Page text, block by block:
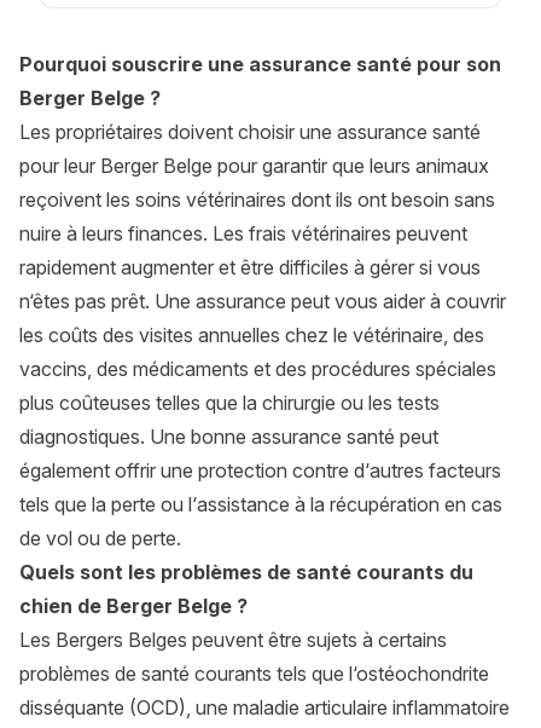
Pourquoi souscrire une assurance santé pour son
Berger Belge ?
Les propriétaires doivent choisir une assurance santé
pour leur Berger Belge pour garantir que leurs animaux
reçoivent les soins vétérinaires dont ils ont besoin sans
nuire à leurs finances. Les frais vétérinaires peuvent
rapidement augmenter et être difficiles à gérer si vous
n‘êtes pas prêt. Une assurance peut vous aider à couvrir
les coûts des visites annuelles chez le vétérinaire, des
vaccins, des médicaments et des procédures spéciales
plus coûteuses telles que la chirurgie ou les tests
diagnostiques. Une bonne assurance santé peut
également offrir une protection contre d‘autres facteurs
tels que la perte ou l‘assistance à la récupération en cas
de vol ou de perte.
Quels sont les problèmes de santé courants du
chien de Berger Belge ?
Les Bergers Belges peuvent être sujets à certains
problèmes de santé courants tels que l‘ostéochondrite
disséquante (OCD), une maladie articulaire inflammatoire